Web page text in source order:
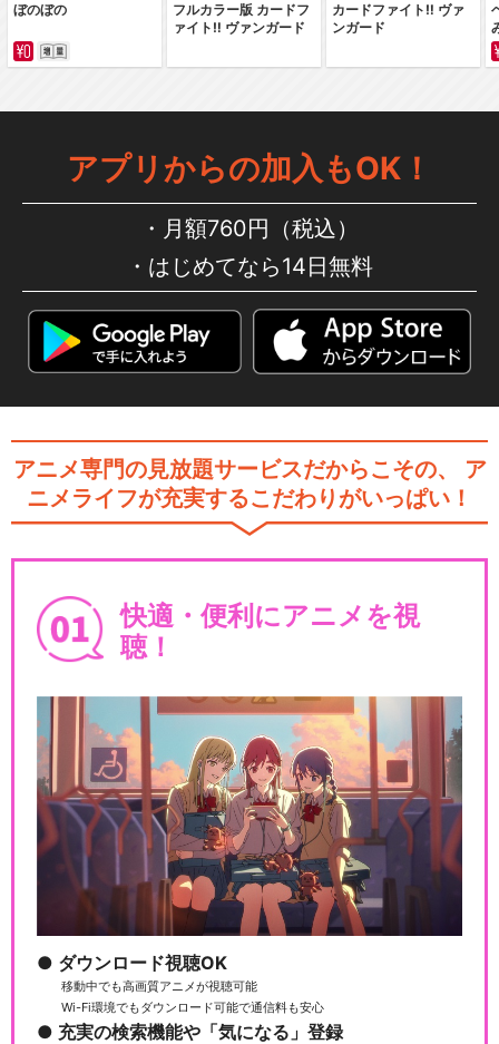
ぼのぼの
フルカラー版 カードフ
ァイト‼ ヴァンガード
カードファイト‼ ヴァ
ンガード
アプリからの加入もOK！
月額760円（税込）
はじめてなら14日無料
アニメ専門の見放題サービスだからこその、
ア
ニメライフが充実するこだわりがいっぱい！
快適・便利にアニメを視
聴！
ダウンロード視聴OK
移動中でも高画質アニメが視聴可能
Wi-Fi環境でもダウンロード可能で通信料も安心
充実の検索機能や「気になる」登録